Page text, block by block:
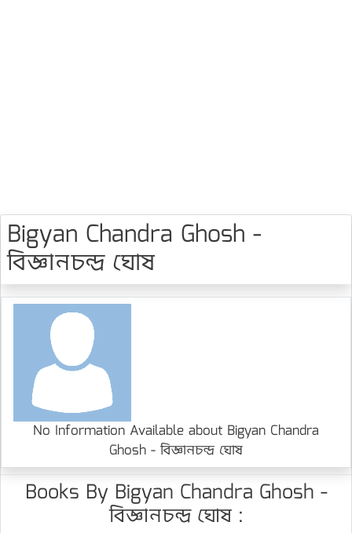
Bigyan Chandra Ghosh -
বিজ্ঞানচন্দ্র ঘোষ
No Information Available about Bigyan Chandra
Ghosh - বিজ্ঞানচন্দ্র ঘোষ
Books By Bigyan Chandra Ghosh -
বিজ্ঞানচন্দ্র ঘোষ :